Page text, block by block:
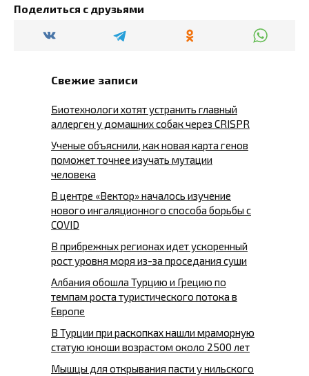
Поделиться с друзьями
Свежие записи
Биотехнологи хотят устранить главный
аллерген у домашних собак через CRISPR
Ученые объяснили, как новая карта генов
поможет точнее изучать мутации
человека
В центре «Вектор» началось изучение
нового ингаляционного способа борьбы с
COVID
В прибрежных регионах идет ускоренный
рост уровня моря из-за проседания суши
Албания обошла Турцию и Грецию по
темпам роста туристического потока в
Европе
В Турции при раскопках нашли мраморную
статую юноши возрастом около 2500 лет
Мышцы для открывания пасти у нильского